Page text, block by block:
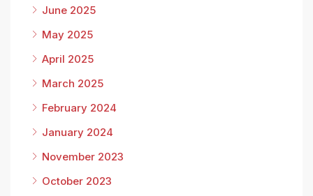
June 2025
May 2025
April 2025
March 2025
February 2024
January 2024
November 2023
October 2023